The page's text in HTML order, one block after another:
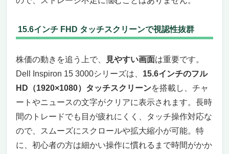
15.6インチ FHD タッチスクリーンで視認性抜群
株価の動きを追う上で、 見やすい画面は重要です。
Dell Inspiron 15 3000シリーズは、 15.6インチのフル
HD（1920×1080）タッチスクリーンを搭載し、チャ
ートやニュースの文字がクリアに表示されます。長時
間のトレードでも目が疲れにくく、タッチ操作対応な
ので、スムーズにスクロールや拡大縮小が可能。特
に、初心者の方は細かい操作に慣れるまで時間がかか